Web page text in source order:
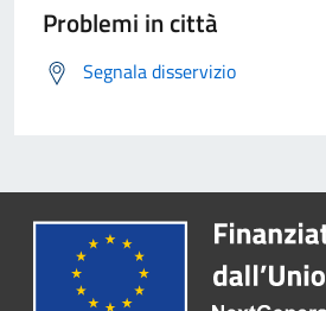
Problemi in città
Segnala disservizio